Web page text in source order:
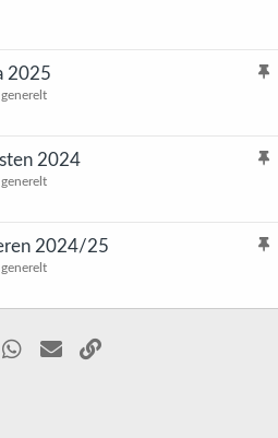
tK
t
2025
K
t
2024
K
s
2024/25
WhatsApp
E-post